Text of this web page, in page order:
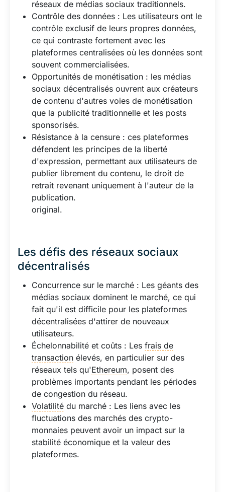
réseaux de médias sociaux traditionnels.
Contrôle des données : Les utilisateurs ont le
contrôle exclusif de leurs propres données,
ce qui contraste fortement avec les
plateformes centralisées où les données sont
souvent commercialisées.
Opportunités de monétisation : les médias
sociaux décentralisés ouvrent aux créateurs
de contenu d'autres voies de monétisation
que la publicité traditionnelle et les posts
sponsorisés.
Résistance à la censure : ces plateformes
défendent les principes de la liberté
d'expression, permettant aux utilisateurs de
publier librement du contenu, le droit de
retrait revenant uniquement à l'auteur de la
publication.
original.
Les défis des réseaux sociaux
décentralisés
Concurrence sur le marché : Les géants des
médias sociaux dominent le marché, ce qui
fait qu'il est difficile pour les plateformes
décentralisées d'attirer de nouveaux
utilisateurs.
Échelonnabilité et coûts : Les frais de
transaction élevés, en particulier sur des
réseaux tels qu'Ethereum, posent des
problèmes importants pendant les périodes
de congestion du réseau.
Volatilité du marché : Les liens avec les
fluctuations des marchés des crypto-
monnaies peuvent avoir un impact sur la
stabilité économique et la valeur des
plateformes.